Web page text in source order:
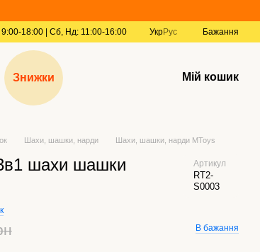
УкрРус Бажання
Знижки Мій кошик
Шахи, шашки, нарди Шахи, шашки, нарди MToys
шахи шашки
Артикул
RT2-
S0003
В бажання